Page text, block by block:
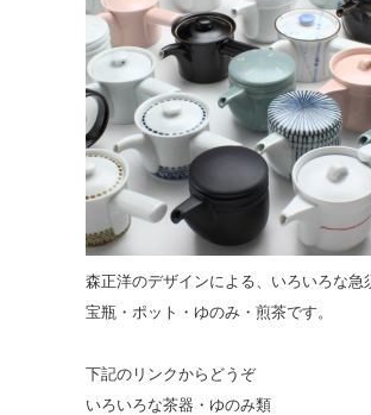
森正洋のデザインによる、いろいろな急
宝瓶・ポット・ゆのみ・煎茶です。
下記のリンクからどうぞ
いろいろな茶器・ゆのみ類